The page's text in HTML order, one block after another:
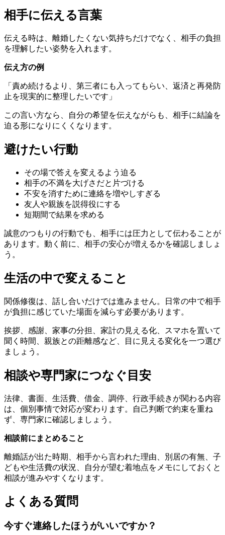
相手に伝える言葉
伝える時は、離婚したくない気持ちだけでなく、相手の負担
を理解したい姿勢を入れます。
伝え方の例
「責め続けるより、第三者にも入ってもらい、返済と再発防
止を現実的に整理したいです」
この言い方なら、自分の希望を伝えながらも、相手に結論を
迫る形になりにくくなります。
避けたい行動
その場で答えを変えるよう迫る
相手の不満を大げさだと片づける
不安を消すために連絡を増やしすぎる
友人や親族を説得役にする
短期間で結果を求める
誠意のつもりの行動でも、相手には圧力として伝わることが
あります。動く前に、相手の安心が増えるかを確認しましょ
う。
生活の中で変えること
関係修復は、話し合いだけでは進みません。日常の中で相手
が負担に感じていた場面を減らす必要があります。
挨拶、感謝、家事の分担、家計の見える化、スマホを置いて
聞く時間、親族との距離感など、目に見える変化を一つ選び
ましょう。
相談や専門家につなぐ目安
法律、書面、生活費、借金、調停、行政手続きが関わる内容
は、個別事情で対応が変わります。自己判断で約束を重ね
ず、専門家に確認しましょう。
相談前にまとめること
離婚話が出た時期、相手から言われた理由、別居の有無、子
どもや生活費の状況、自分が望む着地点をメモにしておくと
相談が進みやすくなります。
よくある質問
今すぐ連絡したほうがいいですか？